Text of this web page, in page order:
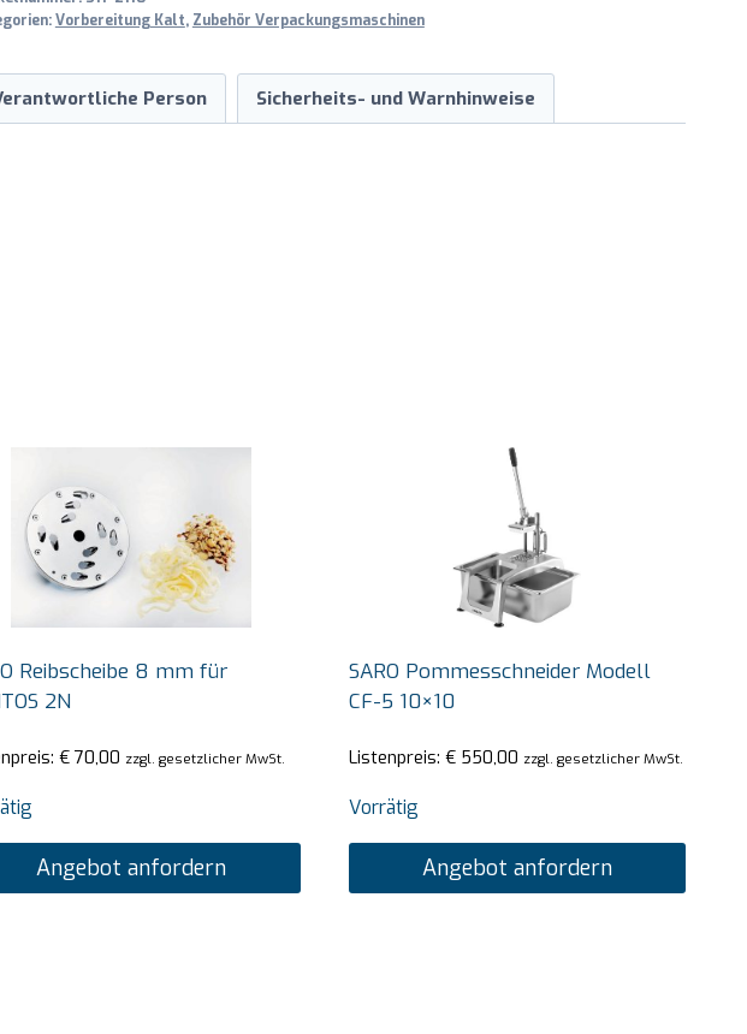
Vorbereitung Kalt, Zubehör Verpackungsmaschinen
Person Sicherheits- und Warnhinweise
Reibscheibe 8 mm für
2N
€ 70,00 zzgl. gesetzlicher MwSt.
Angebot anfordern
SARO Pommesschneider Modell
CF-5 10×10
Listenpreis: €550,00 zzgl. gesetzlicher MwSt.
Vorrätig
Angebot anfordern